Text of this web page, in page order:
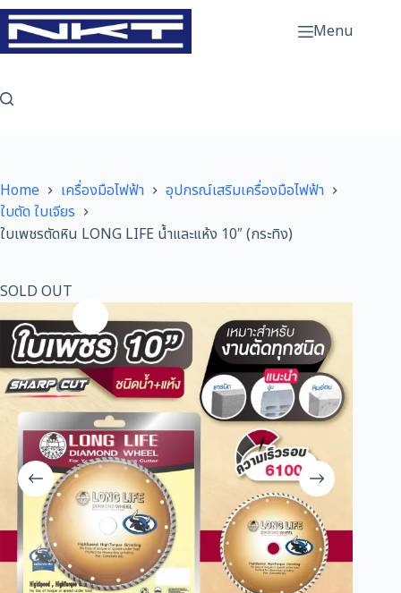
Skip
to
content
Menu
Home เครื่องมือไฟฟ้า
อุปกรณ์เสริมเครื่องมือไฟฟ้า
ใบตัด ใบเจียร
ใบเพชรตัดหิน LONG LIFE น้ำและแห้ง 10″ (กระทิง)
SOLD OUT